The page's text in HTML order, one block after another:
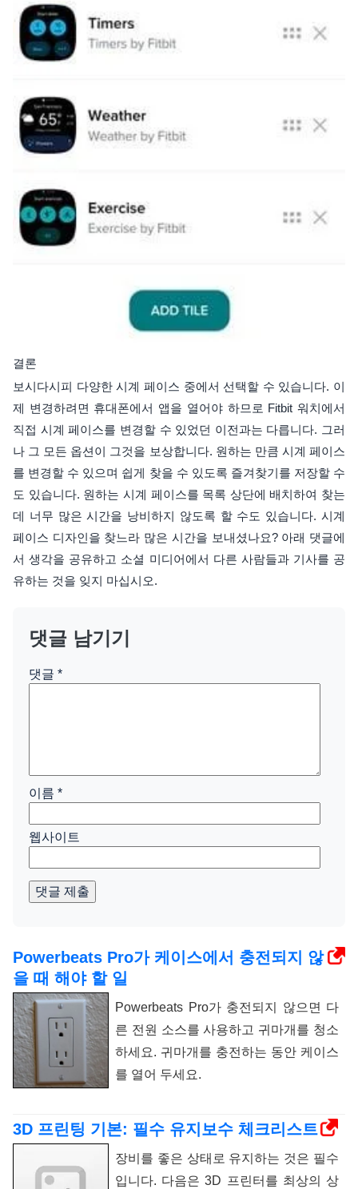
결론
보시다시피 다양한 시계 페이스 중에서 선택할 수 있습니다. 이
제 변경하려면 휴대폰에서 앱을 열어야 하므로 Fitbit 워치에서
직접 시계 페이스를 변경할 수 있었던 이전과는 다릅니다. 그러
나 그 모든 옵션이 그것을 보상합니다. 원하는 만큼 시계 페이스
를 변경할 수 있으며 쉽게 찾을 수 있도록 즐겨찾기를 저장할 수
도 있습니다. 원하는 시계 페이스를 목록 상단에 배치하여 찾는
데 너무 많은 시간을 낭비하지 않도록 할 수도 있습니다. 시계
페이스 디자인을 찾느라 많은 시간을 보내셨나요? 아래 댓글에
서 생각을 공유하고 소셜 미디어에서 다른 사람들과 기사를 공
유하는 것을 잊지 마십시오.
댓글 남기기
댓글 *
이름 *
웹사이트
댓글 제출
Powerbeats Pro가 케이스에서 충전되지 않
을 때 해야 할 일
Powerbeats Pro가 충전되지 않으면 다
른 전원 소스를 사용하고 귀마개를 청소
하세요. 귀마개를 충전하는 동안 케이스
를 열어 두세요.
3D 프린팅 기본: 필수 유지보수 체크리스트
장비를 좋은 상태로 유지하는 것은 필수
입니다. 다음은 3D 프린터를 최상의 상